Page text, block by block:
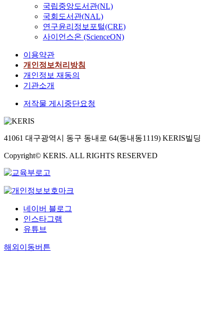
국립중앙도서관(NL)
국회도서관(NAL)
연구윤리정보포털(CRE)
사이언스온 (ScienceON)
이용약관
개인정보처리방침
개인정보 재동의
기관소개
저작물 게시중단요청
41061 대구광역시 동구 동내로 64(동내동1119) KERIS빌딩
Copyright© KERIS. ALL RIGHTS RESERVED
네이버 블로그
인스타그램
유튜브
해외이동버튼